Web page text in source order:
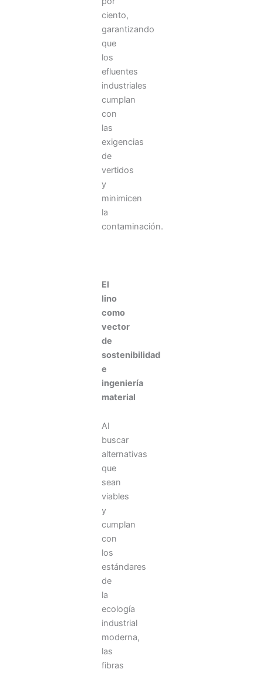
ciento,
garantizando
que
los
efluentes
industriales
cumplan
con
las
exigencias
de
vertidos
y
minimicen
la
contaminación.
El
lino
como
vector
de
sostenibilidad
e
ingeniería
material
Al
buscar
alternativas
que
sean
viables
y
cumplan
con
los
estándares
de
la
ecología
industrial
moderna,
las
fibras